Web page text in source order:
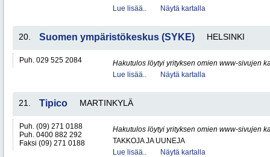
Lue lisää..
Näytä kartalla
20. Suomen ympäristökeskus (SYKE) HELSINKI
Puh. 029 525 2084
Hakutulos löytyi yrityksen omien www-sivujen
Lue lisää..
Näytä kartalla
21. Tipico MARTINKYLÄ
Puh. (09) 271 0188
Puh. 0400 882 292
Faksi (09) 271 0188
Hakutulos löytyi yrityksen omien www-sivujen
TAKKOJA JA UUNEJA
Lue lisää..
Näytä kartalla